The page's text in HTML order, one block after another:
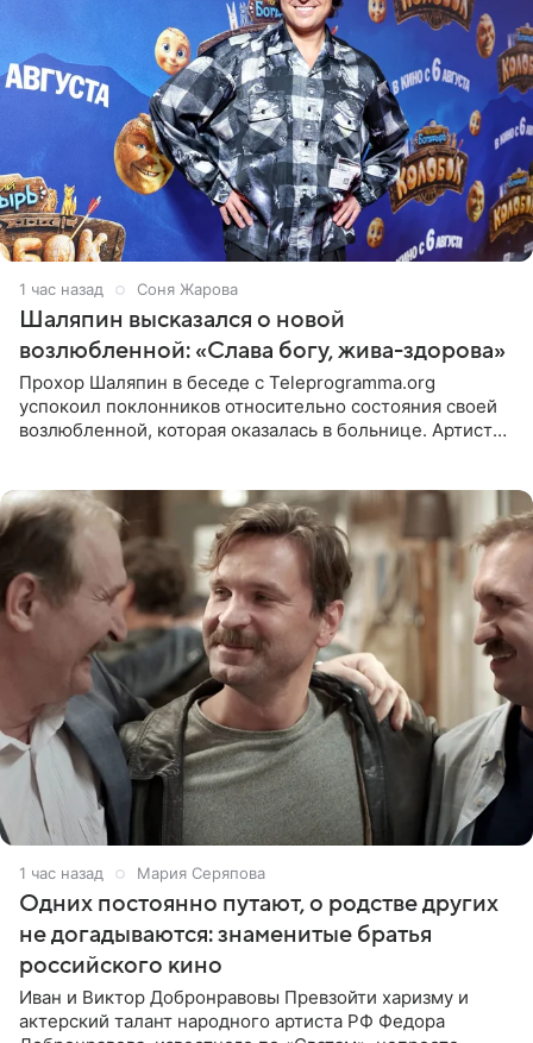
1 час назад Соня Жарова
Шаляпин высказался о новой
возлюбленной: «Слава богу, жива-здорова»
Прохор Шаляпин в беседе с Teleprogramma.org
успокоил поклонников относительно состояния своей
возлюбленной, которая оказалась в больнице. Артист
1 час назад Мария Серяпова
Одних постоянно путают, о родстве других
не догадываются: знаменитые братья
российского кино
Иван и Виктор Добронравовы Превзойти харизму и
актерский талант народного артиста РФ Федора